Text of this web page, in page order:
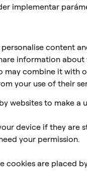
implementar
content
information
may combine it with
your use of their
websites to make a
device if they are
your permission.
cookies are placed